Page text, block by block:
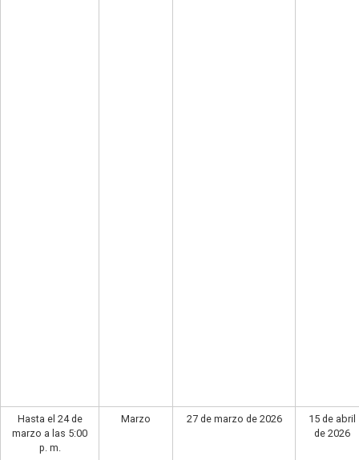
Hasta el 24 de
marzo a las 5:00
p. m.
Marzo 27 de marzo de 2026
15 de abril
de 2026